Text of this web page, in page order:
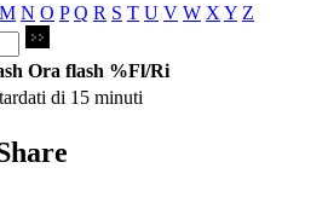
M N O P Q R S T U V W X Y Z
Ora flash %Fl/Ri
di 15 minuti